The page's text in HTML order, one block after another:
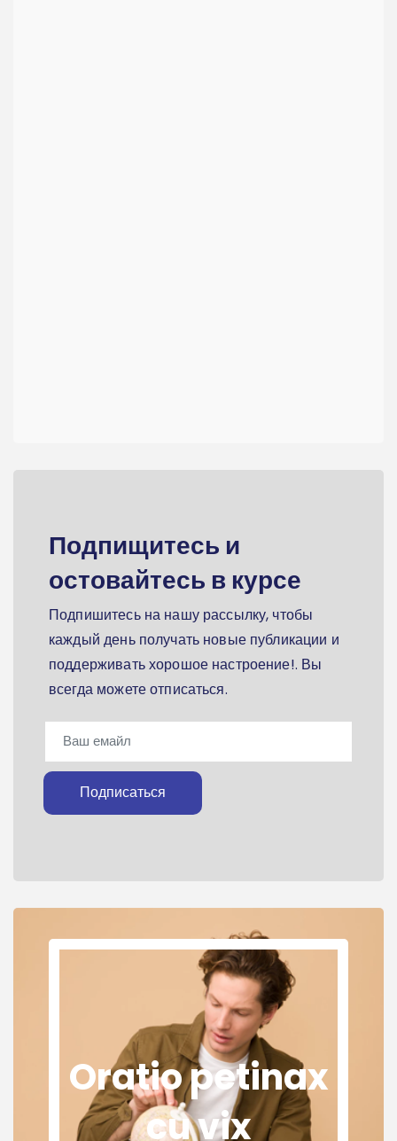
Подпищитесь и
остовайтесь в курсе
Подпишитесь на нашу рассылку, чтобы
каждый день получать новые публикации и
поддерживать хорошое настроение!. Вы
всегда можете отписаться.
Подписаться
Oratio petinax
cu vix